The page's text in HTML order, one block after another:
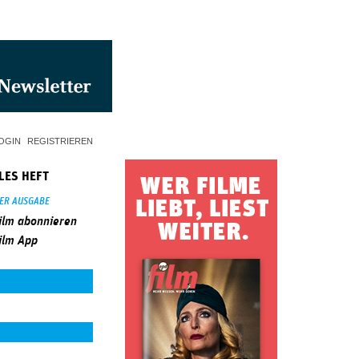
REGISTRIEREN
HEFT
AUSGABE
abonnieren
App